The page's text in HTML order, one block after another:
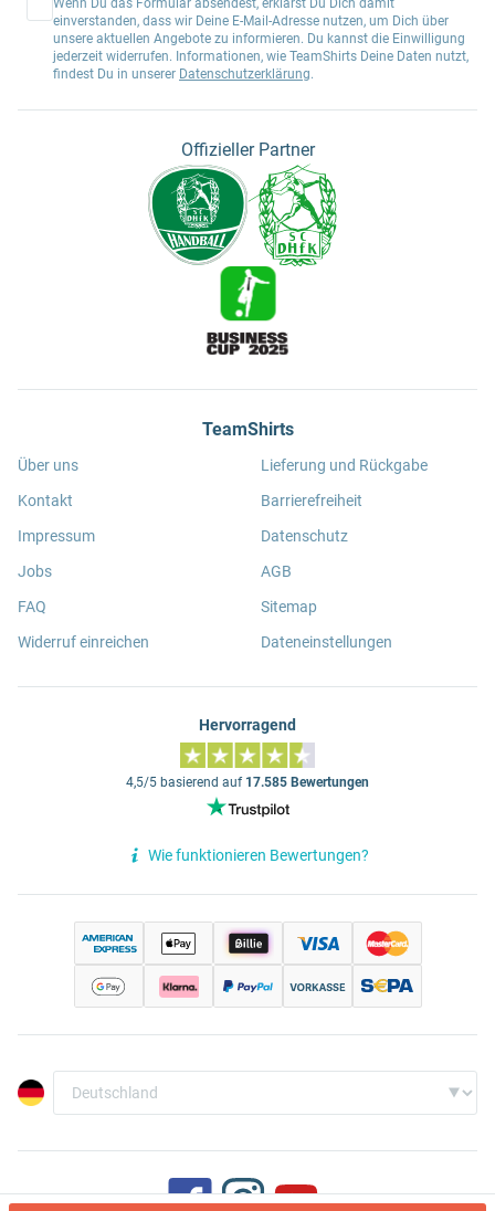
Wenn Du das Formular absendest, erklärst Du Dich damit
einverstanden, dass wir Deine E-Mail-Adresse nutzen, um Dich über
unsere aktuellen Angebote zu informieren. Du kannst die Einwilligung
jederzeit widerrufen. Informationen, wie TeamShirts Deine Daten nutzt,
findest Du in unserer Datenschutzerklärung.
Offizieller Partner
TeamShirts
Über uns
Kontakt
Impressum
Jobs
FAQ
Widerruf einreichen
Lieferung und Rückgabe
Barrierefreiheit
Datenschutz
AGB
Sitemap
Dateneinstellungen
Hervorragend
4,5/5 basierend auf 17.585 Bewertungen
Wie funktionieren Bewertungen?